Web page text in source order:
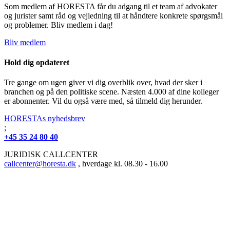
Som medlem af HORESTA får du adgang til et team af advokater
og jurister samt råd og vejledning til at håndtere konkrete spørgsmål
og problemer. Bliv medlem i dag!
Bliv medlem
Hold dig opdateret
Tre gange om ugen giver vi dig overblik over, hvad der sker i
branchen og på den politiske scene. Næsten 4.000 af dine kolleger
er abonnenter. Vil du også være med, så tilmeld dig herunder.
HORESTAs nyhedsbrev
;
+45 35 24 80 40
JURIDISK CALLCENTER
callcenter@horesta.dk , hverdage kl. 08.30 - 16.00